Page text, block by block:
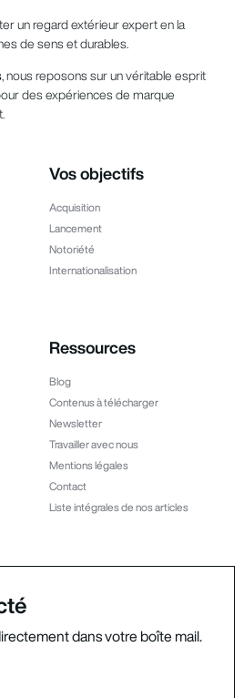
un regard extérieur expert en la
de sens et durables.
, nous reposons sur un véritable esprit
des expériences de marque
Vos objectifs
Acquisition
Lancement
Notoriété
Internationalisation
Ressources
Blog
Contenus à télécharger
Newsletter
Travailler avec nous
Mentions légales
Contact
Liste intégrales de nos articles
dans votre boîte mail.